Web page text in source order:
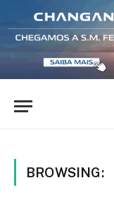
BROWSING: